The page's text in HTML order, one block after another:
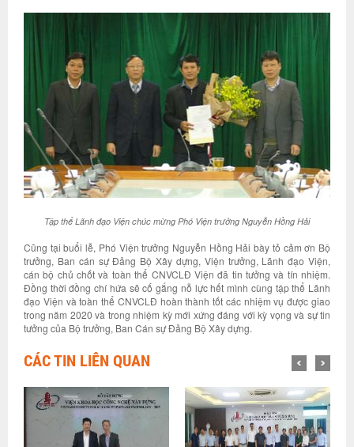
Tập thể Lãnh đạo Viện chúc mừng Phó Viện trưởng Nguyễn Hồng Hải
Cũng tại buổi lễ, Phó Viện trưởng Nguyễn Hồng Hải bày tỏ cảm ơn Bộ
trưởng, Ban cán sự Đảng Bộ Xây dựng, Viện trưởng, Lãnh đạo Viện,
cán bộ chủ chốt và toàn thể CNVCLĐ Viện đã tin tưởng và tín nhiệm.
Đồng thời đồng chí hứa sẽ cố gắng nỗ lực hết mình cùng tập thể Lãnh
đạo Viện và toàn thể CNVCLĐ hoàn thành tốt các nhiệm vụ được giao
trong năm 2020 và trong nhiệm kỳ mới xứng đáng với kỳ vọng và sự tin
tưởng của Bộ trưởng, Ban Cán sự Đảng Bộ Xây dựng.
CÁC TIN LIÊN QUAN